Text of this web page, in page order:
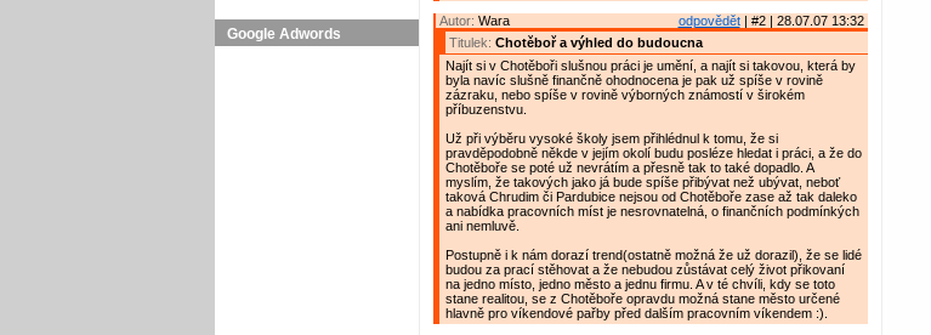
Google Adwords
odpovědět| #2 | 28.07.07 13:32
Autor: Wara
Titulek: Chotěboř a výhled do budoucna
Najít si v Chotěboři slušnou práci je umění, a najít si takovou, která by
byla navíc slušně finančně ohodnocena je pak už spíše v rovině
zázraku, nebo spíše v rovině výborných známostí v širokém
příbuzenstvu.
Už při výběru vysoké školy jsem přihlédnul k tomu, že si
pravděpodobně někde v jejím okolí budu posléze hledat i práci, a že do
Chotěboře se poté už nevrátím a přesně tak to také dopadlo. A
myslím, že takových jako já bude spíše přibývat než ubývat, neboť
taková Chrudim či Pardubice nejsou od Chotěboře zase až tak daleko
a nabídka pracovních míst je nesrovnatelná, o finančních podmínkých
ani nemluvě.
Postupně i k nám dorazí trend(ostatně možná že už dorazil), že se lidé
budou za prací stěhovat a že nebudou zůstávat celý život přikovaní
na jedno místo, jedno město a jednu firmu. A v té chvíli, kdy se toto
stane realitou, se z Chotěboře opravdu možná stane město určené
hlavně pro víkendové pařby před dalším pracovním víkendem :).